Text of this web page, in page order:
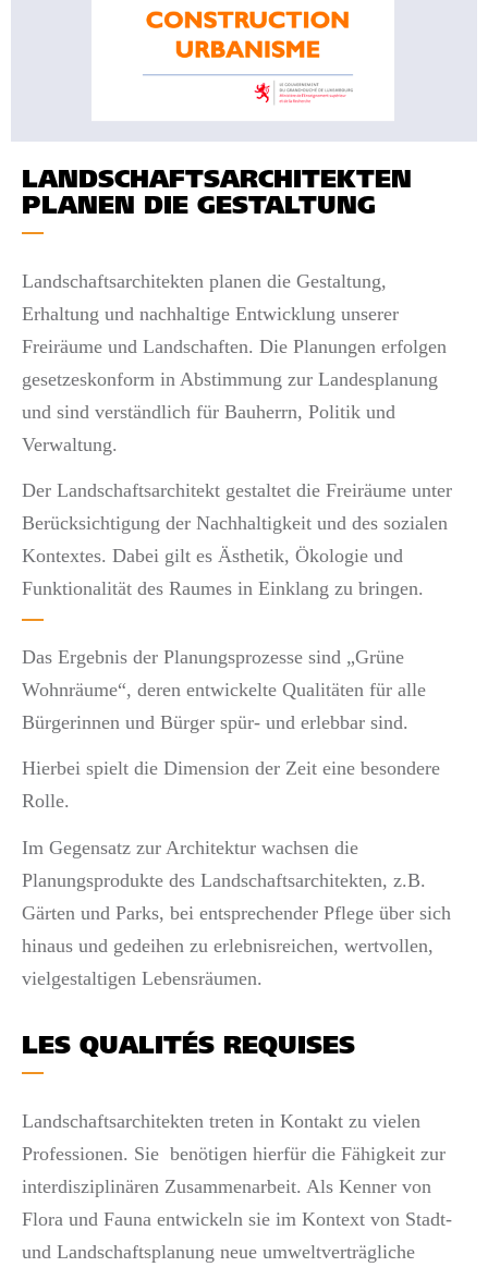
LANDSCHAFTSARCHITEKTEN
PLANEN DIE GESTALTUNG
Landschaftsarchitekten planen die Gestaltung,
Erhaltung und nachhaltige Entwicklung unserer
Freiräume und Landschaften. Die Planungen erfolgen
gesetzeskonform in Abstimmung zur Landesplanung
und sind verständlich für Bauherrn, Politik und
Verwaltung.
Der Landschaftsarchitekt gestaltet die Freiräume unter
Berücksichtigung der Nachhaltigkeit und des sozialen
Kontextes. Dabei gilt es Ästhetik, Ökologie und
Funktionalität des Raumes in Einklang zu bringen.
Das Ergebnis der Planungsprozesse sind „Grüne
Wohnräume“, deren entwickelte Qualitäten für alle
Bürgerinnen und Bürger spür- und erlebbar sind.
Hierbei spielt die Dimension der Zeit eine besondere
Rolle.
Im Gegensatz zur Architektur wachsen die
Planungsprodukte des Landschaftsarchitekten, z.B.
Gärten und Parks, bei entsprechender Pflege über sich
hinaus und gedeihen zu erlebnisreichen, wertvollen,
vielgestaltigen Lebensräumen.
LES QUALITÉS REQUISES
Landschaftsarchitekten treten in Kontakt zu vielen
Professionen. Sie benötigen hierfür die Fähigkeit zur
interdisziplinären Zusammenarbeit. Als Kenner von
Flora und Fauna entwickeln sie im Kontext von Stadt-
und Landschaftsplanung neue umweltverträgliche